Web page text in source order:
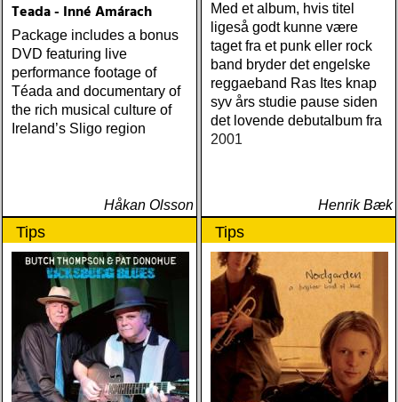
Teada - Inné Amárach
Package includes a bonus
DVD featuring live
performance footage of
Téada and documentary of
the rich musical culture of
Ireland’s Sligo region
Håkan Olsson
Med et album, hvis titel
ligeså godt kunne være
taget fra et punk eller rock
band bryder det engelske
reggaeband Ras Ites knap
syv års studie pause siden
det lovende debutalbum fra
2001
Henrik Bæk
Tips Tips